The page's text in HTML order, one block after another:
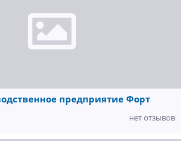
предприятие Форт
нет отзывов